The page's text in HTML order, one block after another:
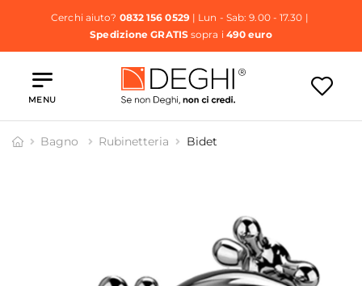
Cerchi aiuto? 0832 156 0529| Lun - Sab: 9.00 - 17.30 |
Spedizione GRATISsopra i 490 euro
MENU
Bagno Rubinetteria Bidet